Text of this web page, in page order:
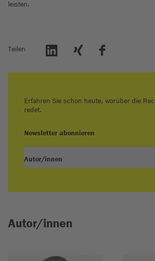
leisten.
Teilen
Erfahren Sie schon heute, worüber die
redet.
Newsletter abonnieren
Autor/innen
Autor/innen